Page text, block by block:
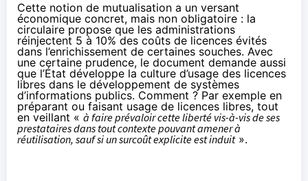
Cette notion de mutualisation a un versant
économique concret, mais non obligatoire : la
circulaire propose que les administrations
réinjectent 5 à 10% des coûts de licences évités
dans l’enrichissement de certaines souches. Avec
une certaine prudence, le document demande aussi
que l’État développe la culture d’usage des licences
libres dans le développement de systèmes
d’informations publics. Comment ? Par exemple en
préparant ou faisant usage de licences libres, tout
en veillant « à faire prévaloir cette liberté vis-à-vis de ses
prestataires dans tout contexte pouvant amener à
réutilisation, sauf si un surcoût explicite est induit».